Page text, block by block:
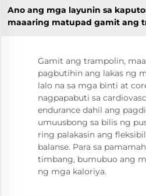
Ano ang mga layunin sa
maaaring matupad gamit ang
Gamit ang trampolin,
pagbutihin ang lakas ng
lalo na sa mga binti at
nagpapabuti sa
endurance dahil ang
umuusbong sa bilis ng
ring palakasin ang
balanse. Para sa
timbang, bumubuo ang
ng mga kaloriya.